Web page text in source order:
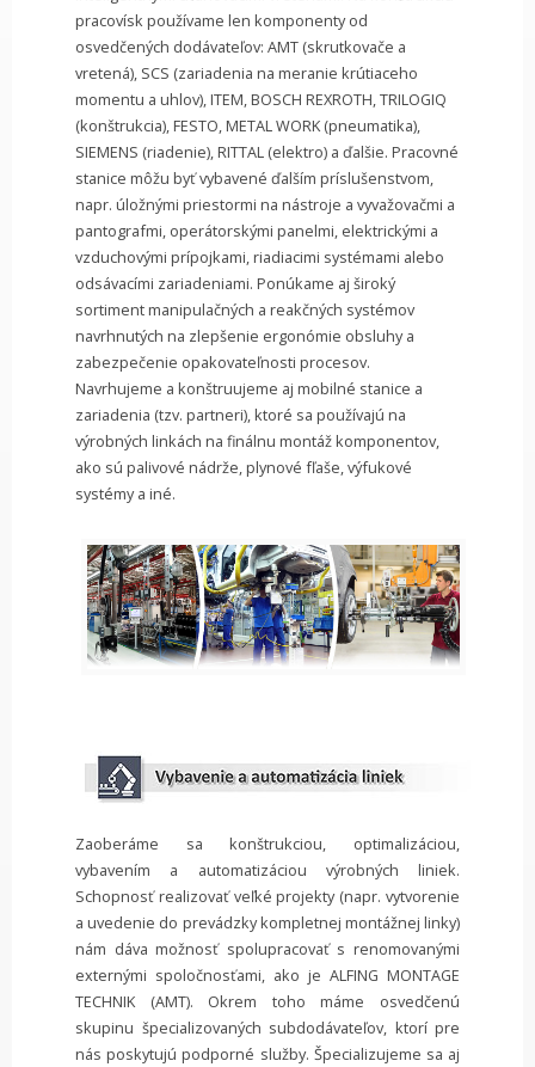
pracovísk používame len komponenty od
osvedčených dodávateľov: AMT (skrutkovače a
vretená), SCS (zariadenia na meranie krútiaceho
momentu a uhlov), ITEM, BOSCH REXROTH, TRILOGIQ
(konštrukcia), FESTO, METAL WORK (pneumatika),
SIEMENS (riadenie), RITTAL (elektro) a ďalšie. Pracovné
stanice môžu byť vybavené ďalším príslušenstvom,
napr. úložnými priestormi na nástroje a vyvažovačmi a
pantografmi, operátorskými panelmi, elektrickými a
vzduchovými prípojkami, riadiacimi systémami alebo
odsávacími zariadeniami. Ponúkame aj široký
sortiment manipulačných a reakčných systémov
navrhnutých na zlepšenie ergonómie obsluhy a
zabezpečenie opakovateľnosti procesov.
Navrhujeme a konštruujeme aj mobilné stanice a
zariadenia (tzv. partneri), ktoré sa používajú na
výrobných linkách na finálnu montáž komponentov,
ako sú palivové nádrže, plynové fľaše, výfukové
systémy a iné.
Zaoberáme sa konštrukciou, optimalizáciou,
vybavením a automatizáciou výrobných liniek.
Schopnosť realizovať veľké projekty (napr. vytvorenie
a uvedenie do prevádzky kompletnej montážnej linky)
nám dáva možnosť spolupracovať s renomovanými
externými spoločnosťami, ako je ALFING MONTAGE
TECHNIK (AMT). Okrem toho máme osvedčenú
skupinu špecializovaných subdodávateľov, ktorí pre
nás poskytujú podporné služby. Špecializujeme sa aj